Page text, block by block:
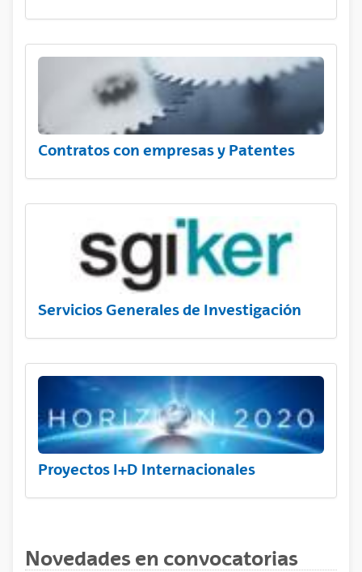
Contratos con empresas y Patentes
Servicios Generales de Investigación
Proyectos I+D Internacionales
Novedades en convocatorias